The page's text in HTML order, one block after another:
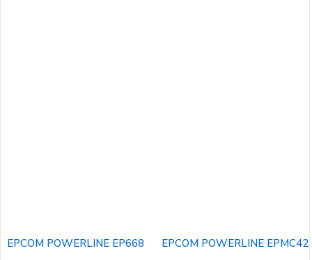
EPCOM POWERLINE EP668 EPCOM POWERLINE EPMC42